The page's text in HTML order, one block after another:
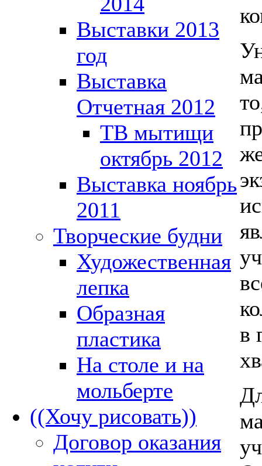
Выставки 2013
год
Выставка
Отчетная 2012
ТВ мытищи
октябрь 2012
Выставка ноябрь
2011
Творческие будни
Художественная
лепка
Образная
пластика
На столе и на
мольберте
((Хочу рисовать))
Договор оказания
в